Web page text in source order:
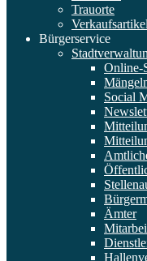
Trauorte
Verkaufsartikel
Bürgerservice
Online-
Social
Ämter